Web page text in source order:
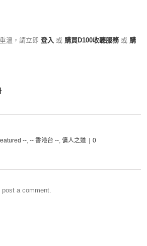
溫，請立即 登入 或 購買D100收聽服務 或 購
--, -- 香港台 --, 傭人之道 0
post a comment.